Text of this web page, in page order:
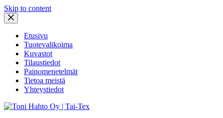
Skip to content
Etusivu
Tuotevalikoima
Kuvastot
Tilaustiedot
Painomenetelmät
Tietoa meistä
Yhteystiedot